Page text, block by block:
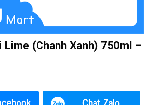
Lime (Chanh Xanh) 750ml –